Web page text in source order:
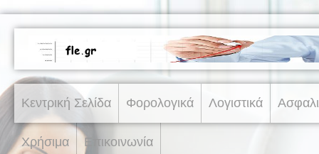
Κεντρική Σελίδα Φορολογικά Λογιστικά
Χρήσιμα Επικοινωνία